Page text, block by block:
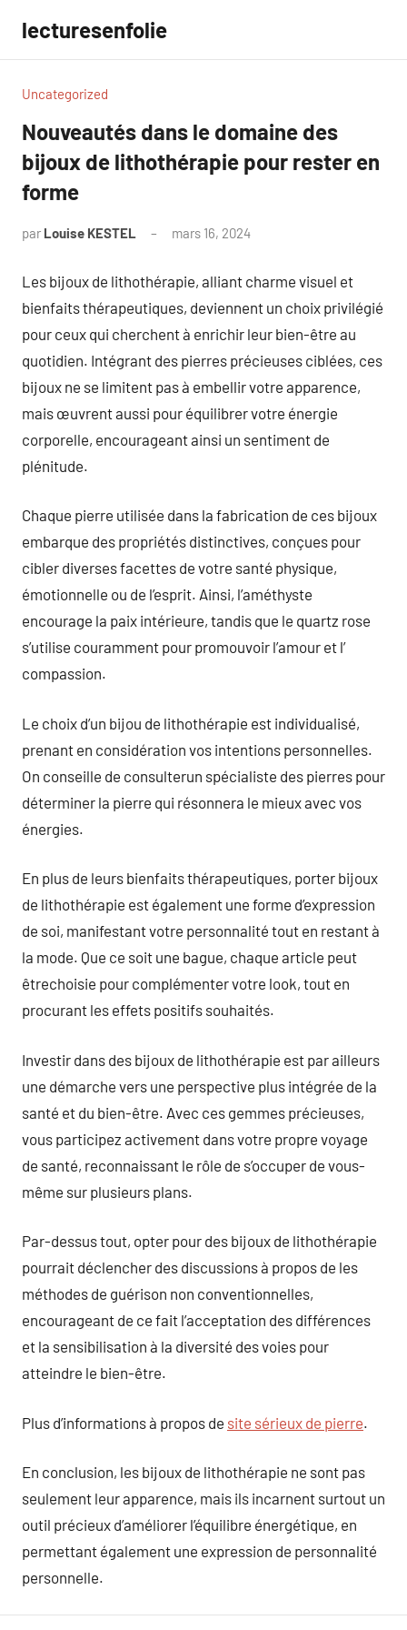
contenu
lecturesenfolie
Uncategorized
Nouveautés dans le domaine des
bijoux de lithothérapie pour rester en
forme
par Louise KESTEL mars 16, 2024
Les bijoux de lithothérapie, alliant charme visuel et
bienfaits thérapeutiques, deviennent un choix privilégié
pour ceux qui cherchent à enrichir leur bien-être au
quotidien. Intégrant des pierres précieuses ciblées, ces
bijoux ne se limitent pas à embellir votre apparence,
mais œuvrent aussi pour équilibrer votre énergie
corporelle, encourageant ainsi un sentiment de
plénitude.
Chaque pierre utilisée dans la fabrication de ces bijoux
embarque des propriétés distinctives, conçues pour
cibler diverses facettes de votre santé physique,
émotionnelle ou de l’esprit. Ainsi, l’améthyste
encourage la paix intérieure, tandis que le quartz rose
s’utilise couramment pour promouvoir l’amour et l’
compassion.
Le choix d’un bijou de lithothérapie est individualisé,
prenant en considération vos intentions personnelles.
On conseille de consulterun spécialiste des pierres pour
déterminer la pierre qui résonnera le mieux avec vos
énergies.
En plus de leurs bienfaits thérapeutiques, porter bijoux
de lithothérapie est également une forme d’expression
de soi, manifestant votre personnalité tout en restant à
la mode. Que ce soit une bague, chaque article peut
êtrechoisie pour complémenter votre look, tout en
procurant les effets positifs souhaités.
Investir dans des bijoux de lithothérapie est par ailleurs
une démarche vers une perspective plus intégrée de la
santé et du bien-être. Avec ces gemmes précieuses,
vous participez activement dans votre propre voyage
de santé, reconnaissant le rôle de s’occuper de vous-
même sur plusieurs plans.
Par-dessus tout, opter pour des bijoux de lithothérapie
pourrait déclencher des discussions à propos de les
méthodes de guérison non conventionnelles,
encourageant de ce fait l’acceptation des différences
et la sensibilisation à la diversité des voies pour
atteindre le bien-être.
Plus d’informations à propos de site sérieux de pierre.
En conclusion, les bijoux de lithothérapie ne sont pas
seulement leur apparence, mais ils incarnent surtout un
outil précieux d’améliorer l’équilibre énergétique, en
permettant également une expression de personnalité
personnelle.